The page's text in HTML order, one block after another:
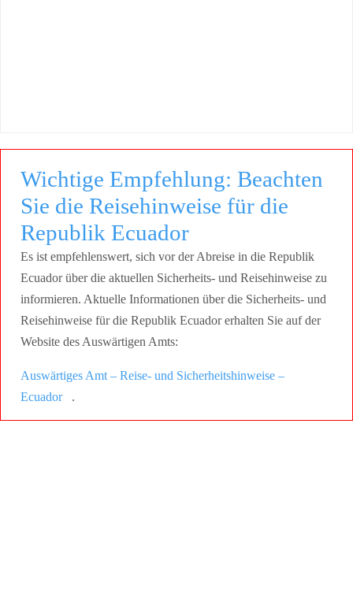
Wichtige Empfehlung: Beachten
Sie die Reisehinweise für die
Republik Ecuador
Es ist empfehlenswert, sich vor der Abreise in die Republik
Ecuador über die aktuellen Sicherheits- und Reisehinweise zu
informieren. Aktuelle Informationen über die Sicherheits- und
Reisehinweise für die Republik Ecuador erhalten Sie auf der
Website des Auswärtigen Amts:
Auswärtiges Amt – Reise- und Sicherheitshinweise –
Ecuador
.